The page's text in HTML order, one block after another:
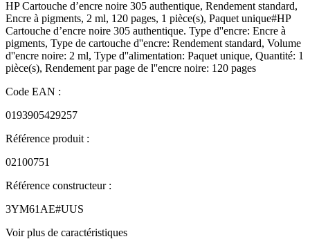
HP Cartouche d’encre noire 305 authentique, Rendement standard,
Encre à pigments, 2 ml, 120 pages, 1 pièce(s), Paquet unique#HP
Cartouche d’encre noire 305 authentique. Type d''encre: Encre à
pigments, Type de cartouche d''encre: Rendement standard, Volume
d''encre noire: 2 ml, Type d''alimentation: Paquet unique, Quantité: 1
pièce(s), Rendement par page de l''encre noire: 120 pages
Code EAN :
0193905429257
Référence produit :
02100751
Référence constructeur :
3YM61AE#UUS
Voir plus de caractéristiques